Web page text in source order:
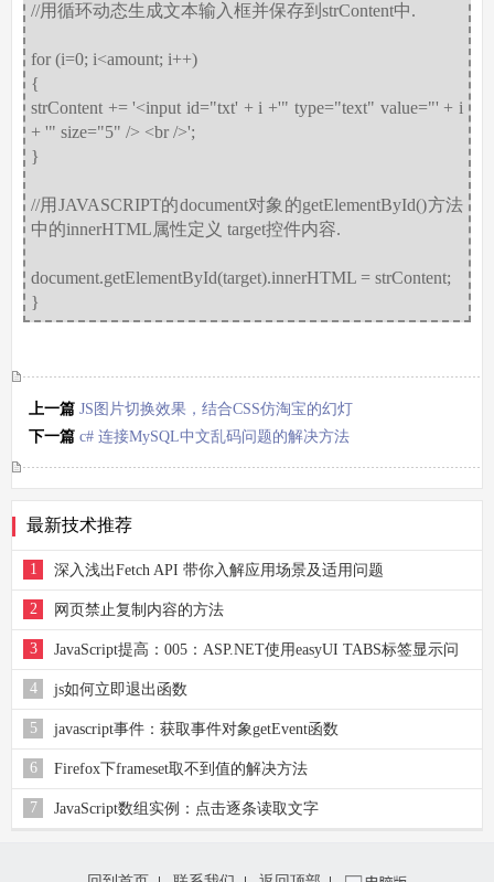
//用循环动态生成文本输入框并保存到strContent中.
for (i=0; i<amount; i++)
{
strContent += '<input id="txt' + i +'" type="text" value="' + i
+ '" size="5" /> <br />';
}
//用JAVASCRIPT的document对象的getElementById()方法
中的innerHTML属性定义 target控件内容.
document.getElementById(target).innerHTML = strContent;
}
上一篇 JS图片切换效果，结合CSS仿淘宝的幻灯
代码
下一篇 c# 连接MySQL中文乱码问题的解决方法
最新技术推荐
1 深入浅出Fetch API 带你入解应用场景及适用问题
2 网页禁止复制内容的方法
3 JavaScript提高：005：ASP.NET使用easyUI TABS标签显示问
题
4 js如何立即退出函数
5 javascript事件：获取事件对象getEvent函数
6 Firefox下frameset取不到值的解决方法
7 JavaScript数组实例：点击逐条读取文字